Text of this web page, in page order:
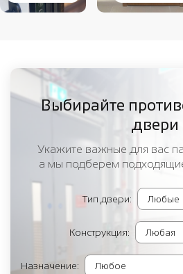
Выбирайте
двери
Укажите важные для вас
а мы подберем
Тип двери:
Конструкция:
Назначение: